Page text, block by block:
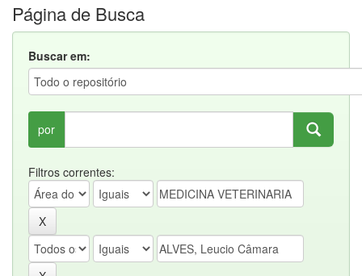
Página de Busca
Buscar em:
por
Filtros correntes: